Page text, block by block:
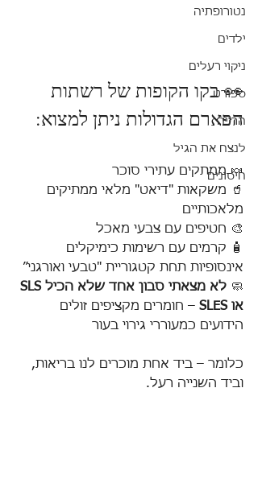
נטורופתיה
ילדים
ניקוי רעלים
ספורט
הרזיה
לנצח את הגיל
חיסונים
👀 בקו הקופות של רשתות
הפארם הגדולות ניתן למצוא:
🍬 ממתקים עתירי סוכר
🥤 משקאות "דיאט" מלאי ממתיקים
מלאכותיים
🎨 חטיפים עם צבעי מאכל
🧴 קרמים עם רשימות כימיקלים
אינסופיות תחת קטגוריית "טבעי ואורגני״
🧼
או SLES
– חומרים מקציפים זולים
הידועים כמעוררי גירוי בעור
כלומר – ביד אחת מוכרים לנו בריאות,
וביד השנייה רעל.